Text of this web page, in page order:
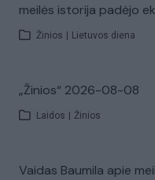
meilės istorija padėjo
Žinios Lietuvos diena
„Žinios“ 2026-08-08
Laidos Žinios
Vaidas Baumila apie